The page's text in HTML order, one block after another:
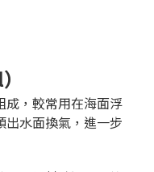
成，較常用在海面浮
水面換氣，進一步